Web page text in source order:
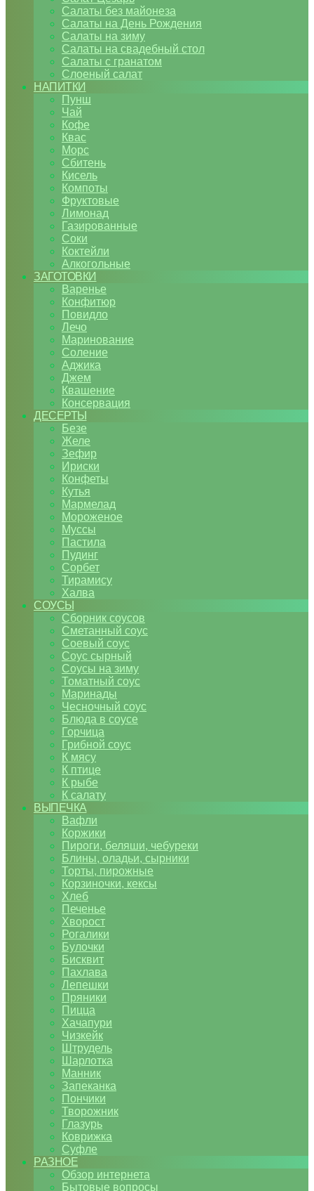
Салаты без майонеза
Салаты на День Рождения
Салаты на зиму
Салаты на свадебный стол
Салаты с гранатом
Слоеный салат
НАПИТКИ
Пунш
Чай
Кофе
Квас
Морс
Сбитень
Кисель
Компоты
Фруктовые
Лимонад
Газированные
Соки
Коктейли
Алкогольные
ЗАГОТОВКИ
Варенье
Конфитюр
Повидло
Лечо
Маринование
Соление
Аджика
Джем
Квашение
Консервация
ДЕСЕРТЫ
Безе
Желе
Зефир
Ириски
Конфеты
Кутья
Мармелад
Мороженое
Муссы
Пастила
Пудинг
Сорбет
Тирамису
Халва
СОУСЫ
Сборник соусов
Сметанный соус
Соевый соус
Соус сырный
Соусы на зиму
Томатный соус
Маринады
Чесночный соус
Блюда в соусе
Горчица
Грибной соус
К мясу
К птице
К рыбе
К салату
ВЫПЕЧКА
Вафли
Коржики
Пироги, беляши, чебуреки
Блины, оладьи, сырники
Торты, пирожные
Корзиночки, кексы
Хлеб
Печенье
Хворост
Рогалики
Булочки
Бисквит
Пахлава
Лепешки
Пряники
Пицца
Хачапури
Чизкейк
Штрудель
Шарлотка
Манник
Запеканка
Пончики
Творожник
Глазурь
Коврижка
Суфле
РАЗНОЕ
Обзор интернета
Бытовые вопросы